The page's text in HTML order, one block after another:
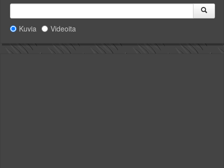
Kuvia Videoita